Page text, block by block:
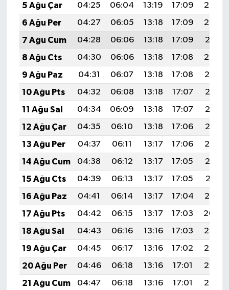
5 Ağu Çar
04:25 06:04 13:19 17:09
20:23
6 Ağu Per
04:27 06:05 13:18 17:09
20:22
7 Ağu Cum
04:28 06:06 13:18 17:09
20:21
8 Ağu Cts
04:30 06:06 13:18 17:08
20:20
9 Ağu Paz
04:31 06:07 13:18 17:08
20:19
10 Ağu Pts
04:32 06:08 13:18 17:07
20:18
11 Ağu Sal
04:34 06:09 13:18 17:07
20:16
12 Ağu Çar
04:35 06:10 13:18 17:06
20:15
13 Ağu Per
04:37 06:11 13:17 17:06
20:14
14 Ağu Cum
04:38 06:12 13:17 17:05
20:13
15 Ağu Cts
04:39 06:13 13:17 17:05
20:11
16 Ağu Paz
04:41 06:14 13:17 17:04
20:10
17 Ağu Pts
04:42 06:15 13:17 17:03
20:09
18 Ağu Sal
04:43 06:16 13:16 17:03
20:07
19 Ağu Çar
04:45 06:17 13:16 17:02
20:06
20 Ağu Per
04:46 06:18 13:16 17:01
20:05
21 Ağu Cum
04:47 06:18 13:16 17:01
20:03